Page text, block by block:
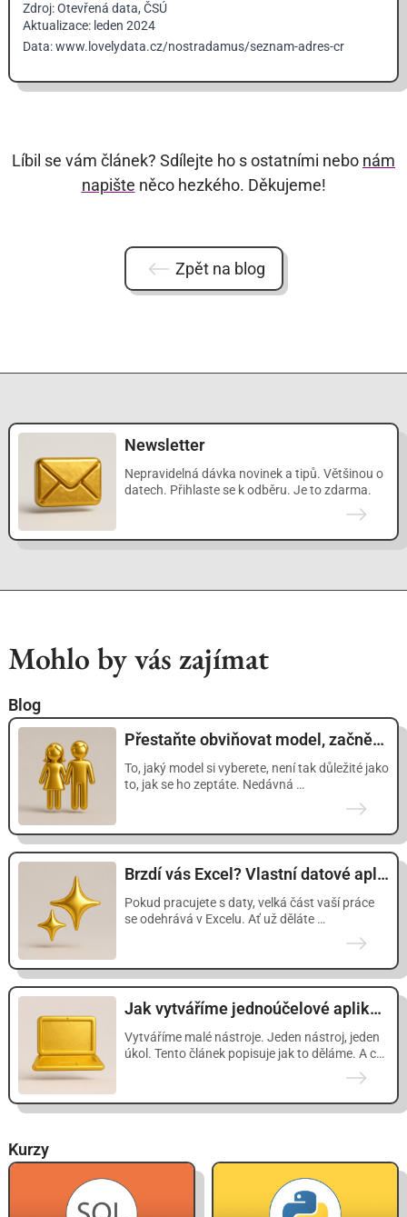
Zdroj: Otevřená data, ČSÚ
Aktualizace: leden 2024
Data:www.lovelydata.cz/nostradamus/seznam-adres-cr
Líbil se vám článek? Sdílejte ho s ostatními nebo nám
napište něco hezkého. Děkujeme!
Zpět na blog
Newsletter
Nepravidelná dávka novinek a tipů. Většinou o
datech. Přihlaste se k odběru. Je to zdarma.
Mohlo by vás zajímat
Blog
Přestaňte obviňovat model, začněte klást lepší otázky
To, jaký model si vyberete, není tak důležité jako
to, jak se ho zeptáte. Nedávná …
Brzdí vás Excel? Vlastní datové aplikace rychle a bez programátorů.
Pokud pracujete s daty, velká část vaší práce
se odehrává v Excelu. Ať už děláte …
Jak vytváříme jednoúčelové aplikace s pomocí AI
Vytváříme malé nástroje. Jeden nástroj, jeden
úkol. Tento článek popisuje jak to děláme. A co
Kurzy